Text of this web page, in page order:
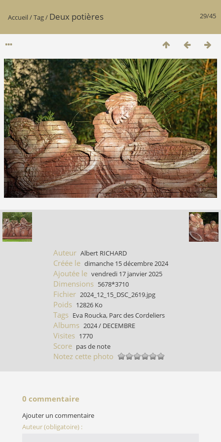
29/45
Accueil/Tag/ Deux potières
Auteur Albert RICHARD
Créée le dimanche 15 décembre 2024
Ajoutée le vendredi 17 janvier 2025
Dimensions 5678*3710
Fichier 2024_12_15_DSC_2619.jpg
Poids 12826 Ko
Tags Eva Roucka, Parc des Cordeliers
Albums 2024/ DECEMBRE
Visites 1770
Score pas de note
Notez cette photo
0 commentaire
Ajouter un commentaire
Auteur (obligatoire) :